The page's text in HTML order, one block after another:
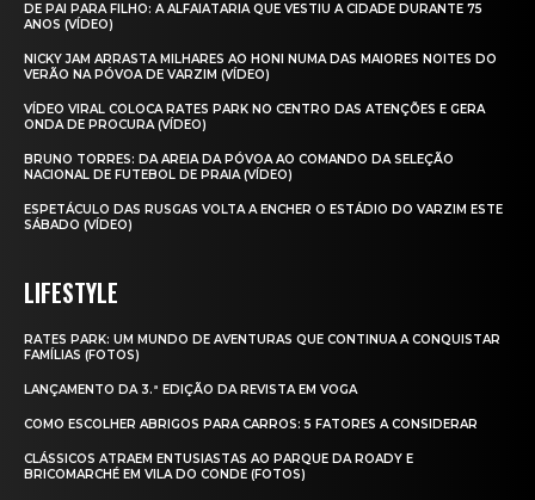
DE PAI PARA FILHO: A ALFAIATARIA QUE VESTIU A CIDADE DURANTE 75
ANOS (VÍDEO)
NICKY JAM ARRASTA MILHARES AO HONI NUMA DAS MAIORES NOITES DO
VERÃO NA PÓVOA DE VARZIM (VÍDEO)
VÍDEO VIRAL COLOCA RATES PARK NO CENTRO DAS ATENÇÕES E GERA
ONDA DE PROCURA (VÍDEO)
BRUNO TORRES: DA AREIA DA PÓVOA AO COMANDO DA SELEÇÃO
NACIONAL DE FUTEBOL DE PRAIA (VÍDEO)
ESPETÁCULO DAS RUSGAS VOLTA A ENCHER O ESTÁDIO DO VARZIM ESTE
SÁBADO (VÍDEO)
LIFESTYLE
RATES PARK: UM MUNDO DE AVENTURAS QUE CONTINUA A CONQUISTAR
FAMÍLIAS (FOTOS)
LANÇAMENTO DA 3.ª EDIÇÃO DA REVISTA EM VOGA
COMO ESCOLHER ABRIGOS PARA CARROS: 5 FATORES A CONSIDERAR
CLÁSSICOS ATRAEM ENTUSIASTAS AO PARQUE DA ROADY E
BRICOMARCHÉ EM VILA DO CONDE (FOTOS)